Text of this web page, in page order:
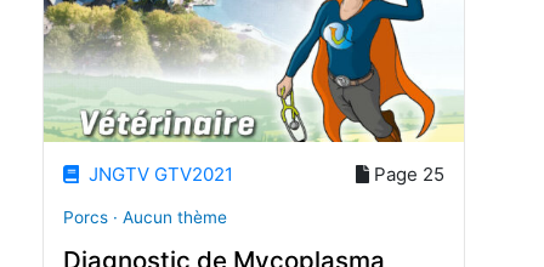
JNGTV GTV2021 Page 25
Porcs · Aucun thème
Diagnostic de Mycoplasma